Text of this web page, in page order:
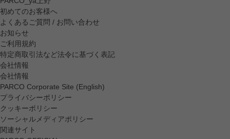
初めてのお客様へ
よくあるご質問 / お問い合わせ
お知らせ
ご利用規約
特定商取引法など法令に基づく表記
会社情報
会社情報
PARCO Corporate Site (English)
プライバシーポリシー
クッキーポリシー
ソーシャルメディアポリシー
関連サイト